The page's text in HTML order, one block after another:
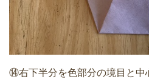
⑭右下半分を色部分の境目と中